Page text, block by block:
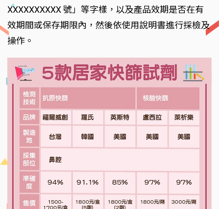
XXXXXXXXXX 號」等字樣，以及產品效期是否在有
效期間或保存期限內，然後依使用說明書進行採檢及
操作。